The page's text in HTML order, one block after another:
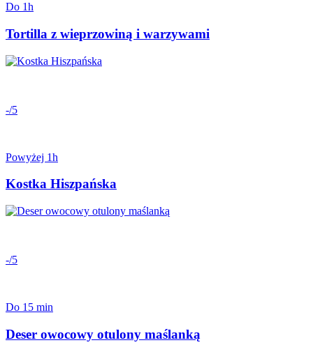
Do 1h
Tortilla z wieprzowiną i warzywami
-/5
Powyżej 1h
Kostka Hiszpańska
-/5
Do 15 min
Deser owocowy otulony maślanką